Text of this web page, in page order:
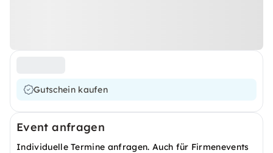
Gutschein kaufen
Event anfragen
Individuelle Termine anfragen. Auch für Firmenevents